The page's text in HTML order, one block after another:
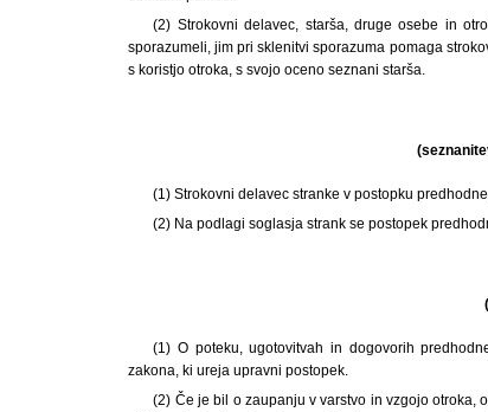
(2) Strokovni delavec, starša, druge osebe in
sporazumeli, jim pri sklenitvi sporazuma pomaga
s koristjo otroka, s svojo oceno seznani starša.
(1) Strokovni delavec stranke v postopku
(2) Na podlagi soglasja strank se postopek
(1) O poteku, ugotovitvah in dogovorih
zakona, ki ureja upravni postopek.
(2) Če je bil o zaupanju v varstvo in vzgojo otroka,